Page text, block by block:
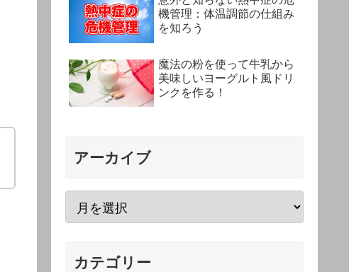
機管理：体温調節の仕組み
を知ろう
魔法の粉を使って牛乳から
美味しいヨーグルト風ドリ
ンクを作る！
アーカイブ
カテゴリー